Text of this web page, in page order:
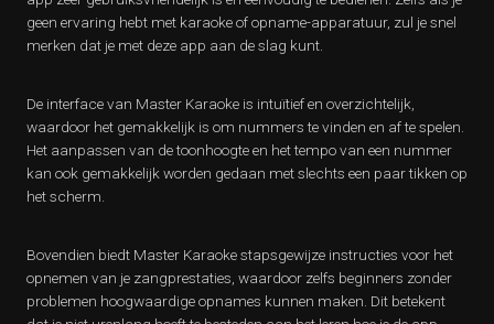
geen ervaring hebt met karaoke of opname-apparatuur, zul je snel
merken dat je met deze app aan de slag kunt.
De interface van Master Karaoke is intuïtief en overzichtelijk,
waardoor het gemakkelijk is om nummers te vinden en af te spelen.
Het aanpassen van de toonhoogte en het tempo van een nummer
kan ook gemakkelijk worden gedaan met slechts een paar tikken op
het scherm.
Bovendien biedt Master Karaoke stapsgewijze instructies voor het
opnemen van je zangprestaties, waardoor zelfs beginners zonder
problemen hoogwaardige opnames kunnen maken. Dit betekent